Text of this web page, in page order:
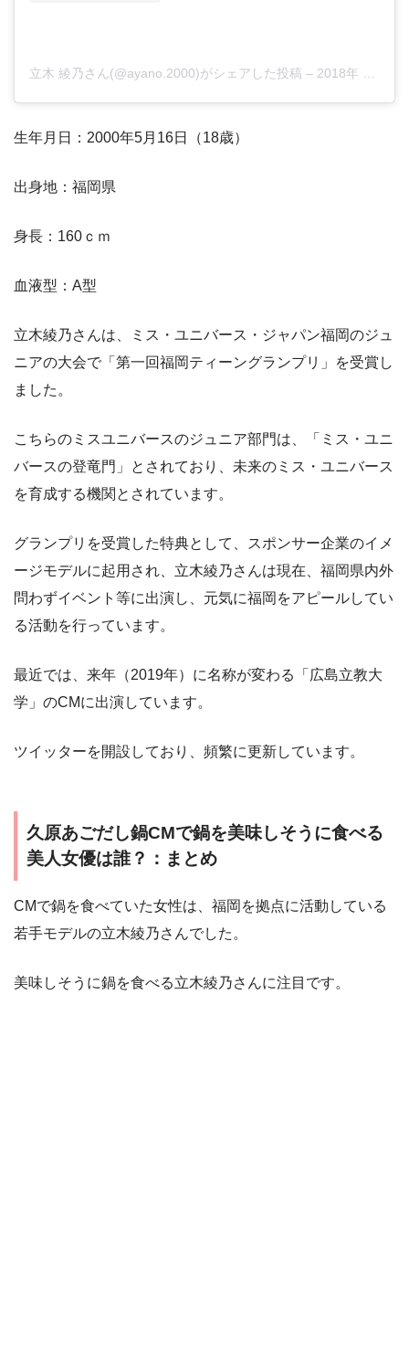
立木 綾乃さん(@ayano.2000)がシェアした投稿 – 2018年 8月月19日午前4時05分PDT
生年月日：2000年5月16日（18歳）
出身地：福岡県
身長：160ｃｍ
血液型：A型
立木綾乃さんは、ミス・ユニバース・ジャパン福岡のジュ
ニアの大会で「第一回福岡ティーングランプリ」を受賞し
ました。
こちらのミスユニバースのジュニア部門は、「ミス・ユニ
バースの登竜門」とされており、未来のミス・ユニバース
を育成する機関とされています。
グランプリを受賞した特典として、スポンサー企業のイメ
ージモデルに起用され、立木綾乃さんは現在、福岡県内外
問わずイベント等に出演し、元気に福岡をアピールしてい
る活動を行っています。
最近では、来年（2019年）に名称が変わる「広島立教大
学」のCMに出演しています。
ツイッターを開設しており、頻繁に更新しています。
久原あごだし鍋CMで鍋を美味しそうに食べる
美人女優は誰？：まとめ
CMで鍋を食べていた女性は、福岡を拠点に活動している
若手モデルの立木綾乃さんでした。
美味しそうに鍋を食べる立木綾乃さんに注目です。